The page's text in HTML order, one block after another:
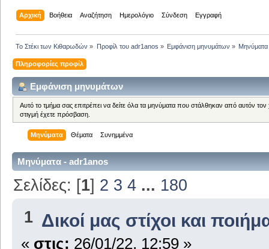
Αρχική Βοήθεια Αναζήτηση Ημερολόγιο Σύνδεση Εγγραφή
Το Στέκι των Κιθαρωδών » Προφίλ του adr1anos » Εμφάνιση μηνυμάτων » Μηνύματα
Πληροφορίες προφίλ
Εμφάνιση μηνυμάτων
Αυτό το τμήμα σας επιτρέπει να δείτε όλα τα μηνύματα που στάλθηκαν από αυτόν
στιγμή έχετε πρόσβαση.
Μηνύματα Θέματα Συνημμένα
Μηνύματα - adr1anos
Σελίδες: [1] 2 3 4 ... 180
1 Δικοί μας στίχοι και
« στις: 26/01/22, 12:59 »